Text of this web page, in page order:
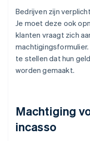
Bedrijven zijn
Je moet deze ook
klanten vraagt zich
te stellen dat hun
worden gemaakt.
Machtiging
incasso